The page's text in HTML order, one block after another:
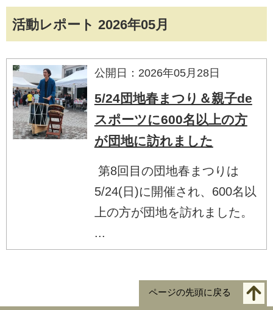
活動レポート 2026年05月
公開日：2026年05月28日
5/24団地春まつり＆親子de
スポーツに600名以上の方
が団地に訪れました
第8回目の団地春まつりは
5/24(日)に開催され、600名以
上の方が団地を訪れました。
...
ページの先頭に戻る